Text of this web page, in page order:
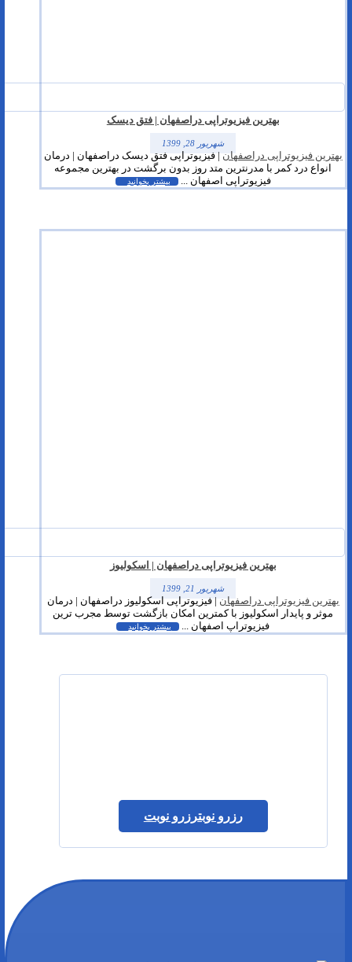
بهترین فیزیوتراپی دراصفهان | فتق دیسک
شهریور 28, 1399
بهترین فیزیوتراپی دراصفهان | فیزیوتراپی فتق دیسک دراصفهان | درمان
انواع درد کمر با مدرنترین متد روز بدون برگشت در بهترین مجموعه
فیزیوتراپی اصفهان ...
بیشتر بخوانید
بهترین فیزیوتراپی دراصفهان | اسکولیوز
شهریور 21, 1399
بهترین فیزیوتراپی دراصفهان | فیزیوتراپی اسکولیوز دراصفهان | درمان
موثر و پایدار اسکولیوز با کمترین امکان بازگشت توسط مجرب ترین
فیزیوتراپ اصفهان ...
بیشتر بخوانید
رزرو نوبترزرو نوبت